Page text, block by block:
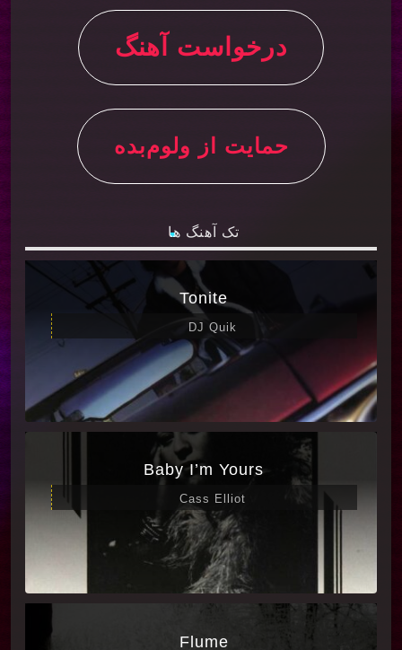
درخواست آهنگ
حمایت از ولوم‌بده
تک آهنگ ها
Tonite
DJ Quik
Baby I’m Yours
Cass Elliot
Flume